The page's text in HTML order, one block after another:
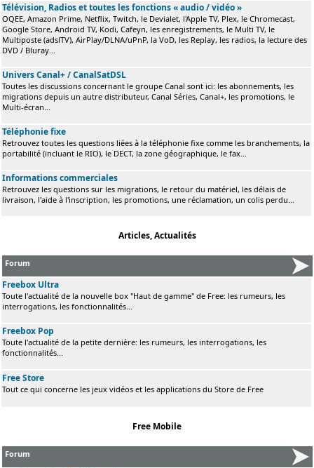
Télévision, Radios et toutes les fonctions « audio / vidéo »
OQEE, Amazon Prime, Netflix, Twitch, le Devialet, l'Apple TV, Plex, le Chromecast,
Google Store, Android TV, Kodi, Cafeyn, les enregistrements, le Multi TV, le
Multiposte (adslTV), AirPlay/DLNA/uPnP, la VoD, les Replay, les radios, la lecture des
DVD / Bluray...
Univers Canal+ / CanalSatDSL
Toutes les discussions concernant le groupe Canal sont ici: les abonnements, les
migrations depuis un autre distributeur, Canal Séries, Canal+, les promotions, le
Multi-écran...
Téléphonie fixe
Retrouvez toutes les questions liées à la téléphonie fixe comme les branchements, la
portabilité (incluant le RIO), le DECT, la zone géographique, le fax...
Informations commerciales
Retrouvez les questions sur les migrations, le retour du matériel, les délais de
livraison, l'aide à l'inscription, les promotions, une réclamation, un colis perdu...
Articles, Actualités
Forum
Freebox Ultra
Toute l'actualité de la nouvelle box "Haut de gamme" de Free: les rumeurs, les
interrogations, les fonctionnalités...
Freebox Pop
Toute l'actualité de la petite dernière: les rumeurs, les interrogations, les
fonctionnalités...
Free Store
Tout ce qui concerne les jeux vidéos et les applications du Store de Free
Free Mobile
Forum